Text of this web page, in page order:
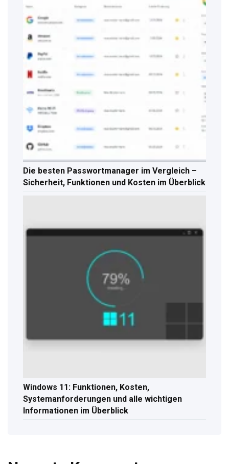
Die besten Passwortmanager im Vergleich –
Sicherheit, Funktionen und Kosten im Überblick
Windows 11: Funktionen, Kosten,
Systemanforderungen und alle wichtigen
Informationen im Überblick